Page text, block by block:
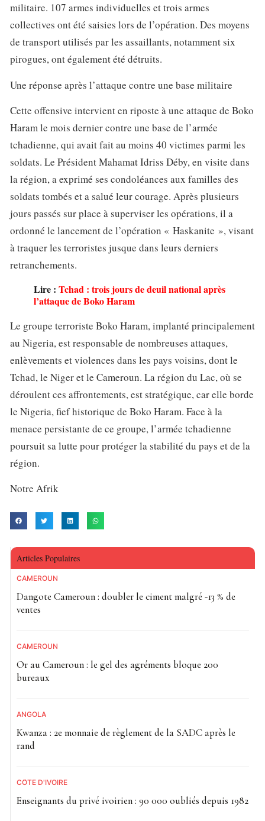
militaire. 107 armes individuelles et trois armes
collectives ont été saisies lors de l’opération. Des moyens
de transport utilisés par les assaillants, notamment six
pirogues, ont également été détruits.
Une réponse après l’attaque contre une base militaire
Cette offensive intervient en riposte à une attaque de Boko
Haram le mois dernier contre une base de l’armée
tchadienne, qui avait fait au moins 40 victimes parmi les
soldats. Le Président Mahamat Idriss Déby, en visite dans
la région, a exprimé ses condoléances aux familles des
soldats tombés et a salué leur courage. Après plusieurs
jours passés sur place à superviser les opérations, il a
ordonné le lancement de l’opération « Haskanite », visant
à traquer les terroristes jusque dans leurs derniers
retranchements.
Lire : Tchad : trois jours de deuil national après
l’attaque de Boko Haram
Le groupe terroriste Boko Haram, implanté principalement
au Nigeria, est responsable de nombreuses attaques,
enlèvements et violences dans les pays voisins, dont le
Tchad, le Niger et le Cameroun. La région du Lac, où se
déroulent ces affrontements, est stratégique, car elle borde
le Nigeria, fief historique de Boko Haram. Face à la
menace persistante de ce groupe, l’armée tchadienne
poursuit sa lutte pour protéger la stabilité du pays et de la
région.
Notre Afrik
Articles Populaires
CAMEROUN
Dangote Cameroun : doubler le ciment malgré -13 % de
ventes
CAMEROUN
Or au Cameroun : le gel des agréments bloque 200
bureaux
ANGOLA
Kwanza : 2e monnaie de règlement de la SADC après le
rand
CÔTE D'IVOIRE
Enseignants du privé ivoirien : 90 000 oubliés depuis 1982